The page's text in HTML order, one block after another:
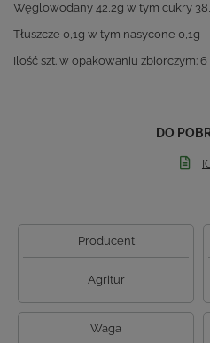
Węglowodany 42,2g w tym cukry
Tłuszcze 0,1g w tym nasycone 0,1g
Ilość szt. w opakowaniu zbiorczym: 6
DO
Producent
Agritur
Waga